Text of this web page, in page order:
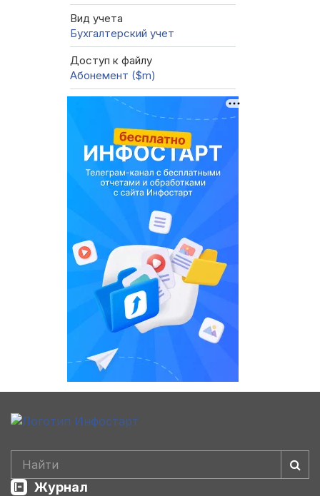
Вид учета
Бухгалтерский учет
Доступ к файлу
Абонемент ($m)
Журнал